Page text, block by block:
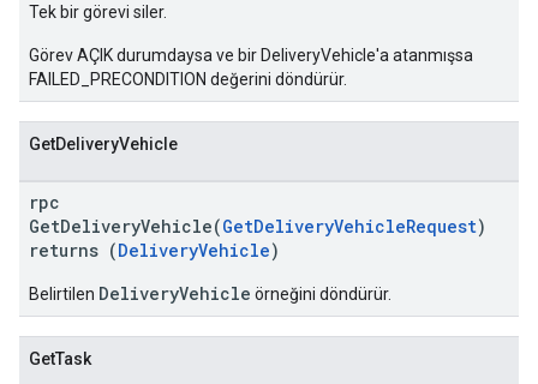
Tek bir görevi siler.
Görev AÇIK durumdaysa ve bir DeliveryVehicle'a atanmışsa
FAILED_PRECONDITION değerini döndürür.
GetDeliveryVehicle
rpc
GetDeliveryVehicle(GetDeliveryVehicleRequest)
returns (DeliveryVehicle)
Belirtilen DeliveryVehicle örneğini döndürür.
GetTask